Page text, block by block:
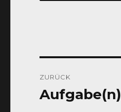
ZURÜCK
Vorheriger
Aufgabe(n)